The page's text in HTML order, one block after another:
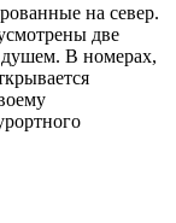
на север.
две
душем. В номерах,